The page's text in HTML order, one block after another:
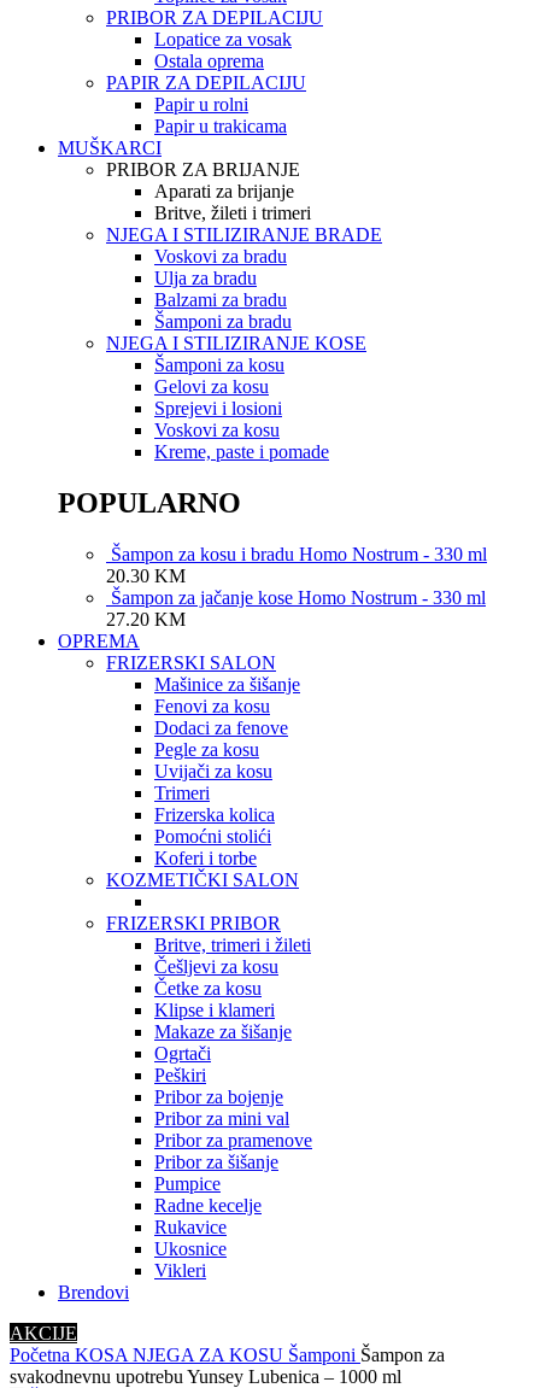
PRIBOR ZA DEPILACIJU
Lopatice za vosak
Ostala oprema
PAPIR ZA DEPILACIJU
Papir u rolni
Papir u trakicama
MUŠKARCI
PRIBOR ZA BRIJANJE
Aparati za brijanje
Britve, žileti i trimeri
NJEGA I STILIZIRANJE BRADE
Voskovi za bradu
Ulja za bradu
Balzami za bradu
Šamponi za bradu
NJEGA I STILIZIRANJE KOSE
Šamponi za kosu
Gelovi za kosu
Sprejevi i losioni
Voskovi za kosu
Kreme, paste i pomade
POPULARNO
Šampon za kosu i bradu Homo Nostrum - 330 ml
20.30 KM
Šampon za jačanje kose Homo Nostrum - 330 ml
27.20 KM
OPREMA
FRIZERSKI SALON
Mašinice za šišanje
Fenovi za kosu
Dodaci za fenove
Pegle za kosu
Uvijači za kosu
Trimeri
Frizerska kolica
Pomoćni stolići
Koferi i torbe
KOZMETIČKI SALON
FRIZERSKI PRIBOR
Britve, trimeri i žileti
Češljevi za kosu
Četke za kosu
Klipse i klameri
Makaze za šišanje
Ogrtači
Peškiri
Pribor za bojenje
Pribor za mini val
Pribor za pramenove
Pribor za šišanje
Pumpice
Radne kecelje
Rukavice
Ukosnice
Vikleri
Brendovi
AKCIJE
Početna KOSA NJEGA ZA KOSU Šamponi Šampon za
svakodnevnu upotrebu Yunsey Lubenica – 1000 ml